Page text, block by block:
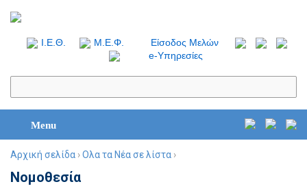
I.Ε.Θ. Μ.Ε.Φ.
Είσοδος Μελών
e-Υπηρεσίες
Menu
Αρχική σελίδα ›Ολα τα Νέα σε λίστα ›
Νομοθεσία